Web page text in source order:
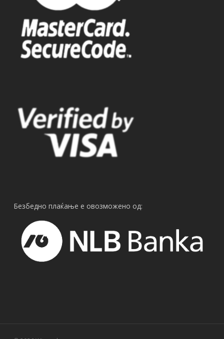
Безбедно плаќање е овозможено од: